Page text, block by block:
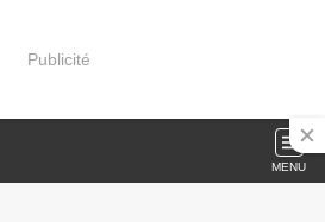
Publicité
MENU